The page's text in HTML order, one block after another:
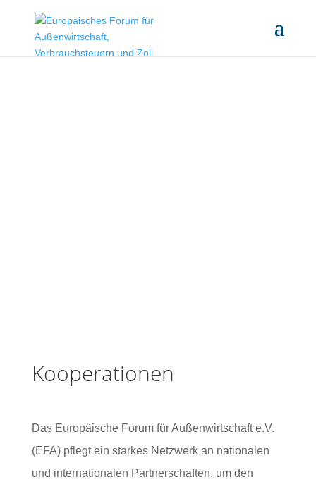
Kooperationen
Das Europäische Forum für Außenwirtschaft e.V.
(EFA) pflegt ein starkes Netzwerk an nationalen
und internationalen Partnerschaften, um den